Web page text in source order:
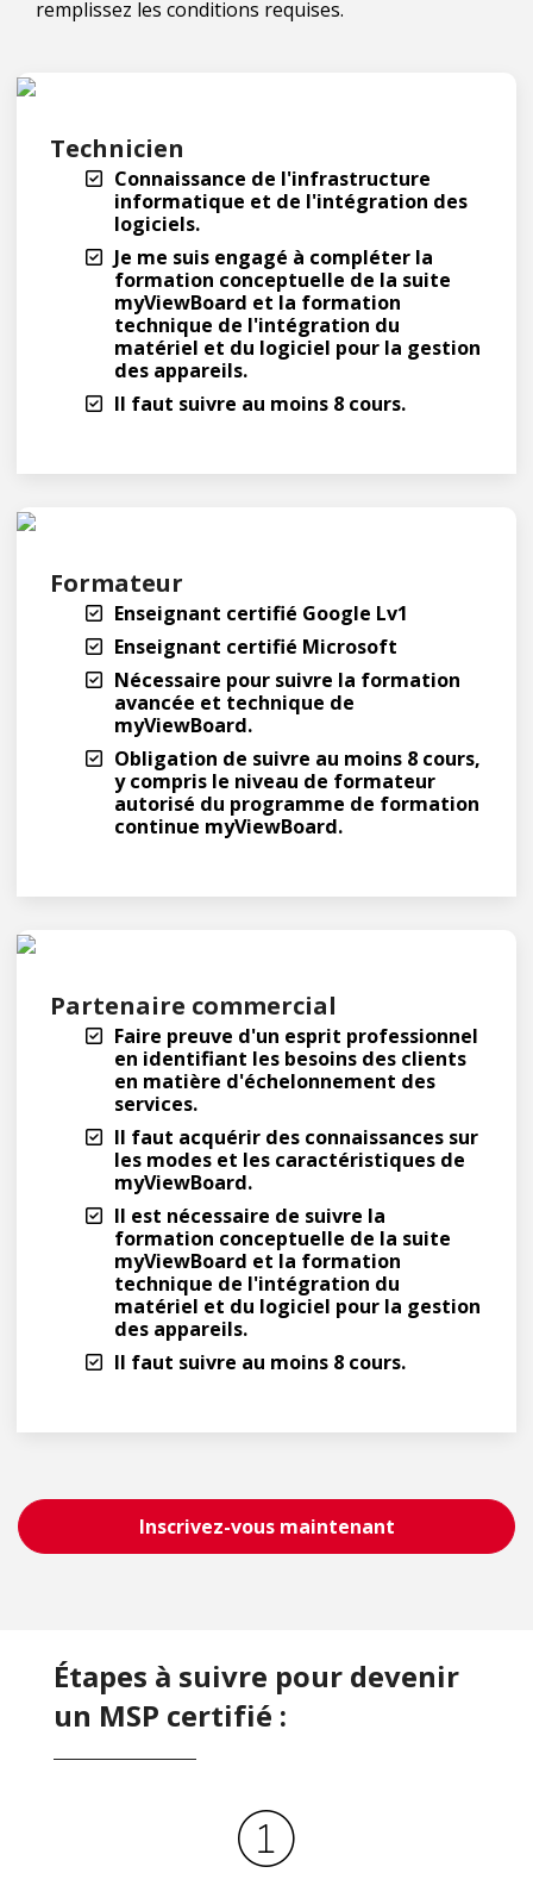
remplissez les conditions requises.
Technicien
Connaissance de l'infrastructure
informatique et de l'intégration des
logiciels.
Je me suis engagé à compléter la
formation conceptuelle de la suite
myViewBoard et la formation
technique de l'intégration du
matériel et du logiciel pour la gestion
des appareils.
Il faut suivre au moins 8 cours.
Formateur
Enseignant certifié Google Lv1
Enseignant certifié Microsoft
Nécessaire pour suivre la formation
avancée et technique de
myViewBoard.
Obligation de suivre au moins 8 cours,
y compris le niveau de formateur
autorisé du programme de formation
continue myViewBoard.
Partenaire commercial
Faire preuve d'un esprit professionnel
en identifiant les besoins des clients
en matière d'échelonnement des
services.
Il faut acquérir des connaissances sur
les modes et les caractéristiques de
myViewBoard.
Il est nécessaire de suivre la
formation conceptuelle de la suite
myViewBoard et la formation
technique de l'intégration du
matériel et du logiciel pour la gestion
des appareils.
Il faut suivre au moins 8 cours.
Inscrivez-vous maintenant
Étapes à suivre pour devenir
un MSP certifié :